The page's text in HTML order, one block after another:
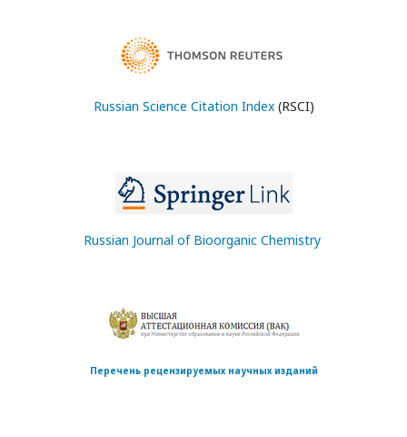
Russian Science Citation Index(RSCI)
Russian Journal of Bioorganic Chemistry
Перечень рецензируемых научных изданий